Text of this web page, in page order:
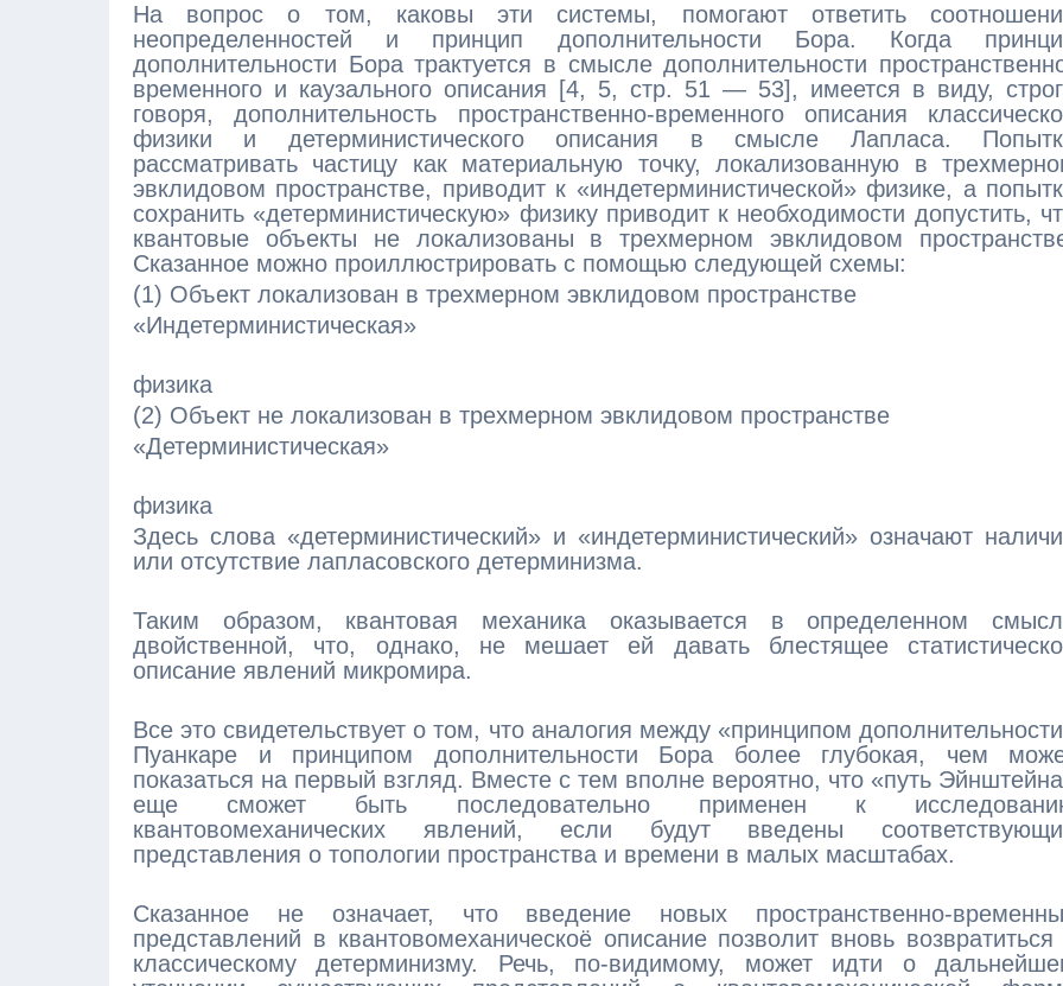
На вопрос о том, каковы эти системы, помогают ответить
неопределенностей и принцип дополнительности Бора. Когда
дополнительности Бора трактуется в смысле дополнительности
временного и каузального описания [4, 5, стр. 51 — 53], имеется в виду,
говоря, дополнительность пространственно-временного описания
физики и детерминистического описания в смысле Лапласа.
рассматривать частицу как материальную точку, локализованную в
эвклидовом пространстве, приводит к «индетерминистической» физике, а
сохранить «детерминистическую» физику приводит к необходимости допустить,
квантовые объекты не локализованы в трехмерном эвклидовом
Сказанное можно проиллюстрировать с помощью следующей схемы:
(1) Объект локализован в трехмерном эвклидовом пространстве
«Индетерминистическая»
физика
(2) Объект не локализован в трехмерном эвклидовом пространстве
«Детерминистическая»
физика
Здесь слова «детерминистический» и «индетерминистический» означают
или отсутствие лапласовского детерминизма.
Таким образом, квантовая механика оказывается в определенном
двойственной, что, однако, не мешает ей давать блестящее
описание явлений микромира.
Все это свидетельствует о том, что аналогия между «принципом
Пуанкаре и принципом дополнительности Бора более глубокая, чем
показаться на первый взгляд. Вместе с тем вполне вероятно, что «путь
еще сможет быть последовательно применен к
квантовомеханических явлений, если будут введены
представления о топологии пространства и времени в малых масштабах.
Сказанное не означает, что введение новых пространственно-
представлений в квантовомеханическоё описание позволит вновь возвратиться
классическому детерминизму. Речь, по-видимому, может идти о